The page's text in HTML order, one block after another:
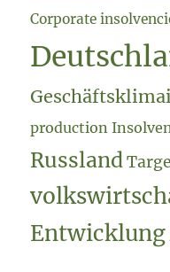
Corporate
production
Russland
Entwicklung